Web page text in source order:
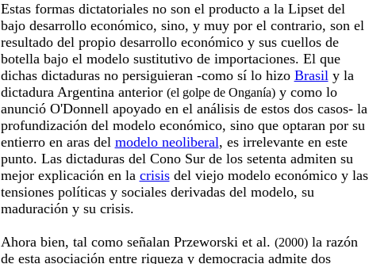
Estas formas dictatoriales no son el producto a la Lipset del
bajo desarrollo económico, sino, y muy por el contrario, son el
resultado del propio desarrollo económico y sus cuellos de
botella bajo el modelo sustitutivo de importaciones. El que
dichas dictaduras no persiguieran -como sí lo hizo Brasily la
dictadura Argentina anterior (el golpe de Onganía)y como lo
anunció O'Donnell apoyado en el análisis de estos dos casos- la
profundización del modelo económico, sino que optaran por su
entierro en aras del modelo neoliberal, es irrelevante en este
punto. Las dictaduras del Cono Sur de los setenta admiten su
mejor explicación en la crisisdel viejo modelo económico y las
tensiones políticas y sociales derivadas del modelo, su
maduración y su crisis.
Ahora bien, tal como señalan Przeworski et al. (2000)la razón
de esta asociación entre riqueza y democracia admite dos